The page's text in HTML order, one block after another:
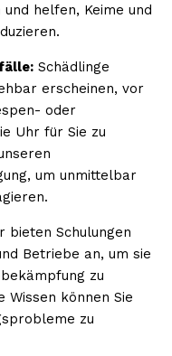
helfen, Keime und
Schädlinge
erscheinen, vor
oder
Uhr für Sie zu
um unmittelbar
bieten Schulungen
Betriebe an, um sie
zu
Wissen können Sie
zu